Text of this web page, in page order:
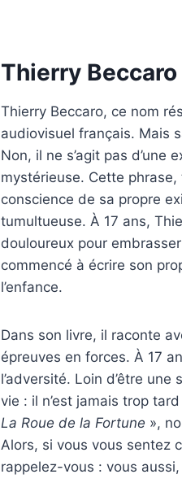
Thierry Beccaro
Thierry Beccaro, ce nom
audiovisuel français. Mais
Non, il ne s’agit pas d’une
mystérieuse. Cette
conscience de sa propre
tumultueuse. À 17 ans,
douloureux pour
commencé à écrire son
l’enfance.
Dans son livre, il raconte
épreuves en forces. À 17
l’adversité. Loin d’être
vie : il n’est jamais trop
La Roue de la Fortune »,
Alors, si vous vous sentez
rappelez-vous : vous